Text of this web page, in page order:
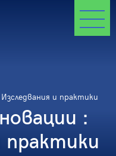
и практики
:
практики